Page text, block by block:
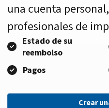
una cuenta
profesionales de
Estado de su
reembolso
Pagos
Crear